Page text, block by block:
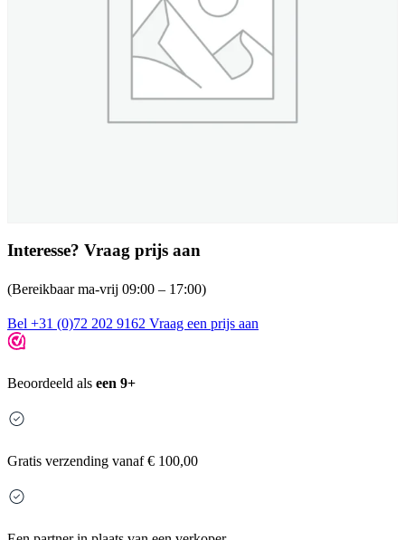
Interesse? Vraag prijs aan
(Bereikbaar ma-vrij 09:00 – 17:00)
Bel +31 (0)72 202 9162 Vraag een prijs aan
Beoordeeld als een 9+
Gratis verzending vanaf € 100,00